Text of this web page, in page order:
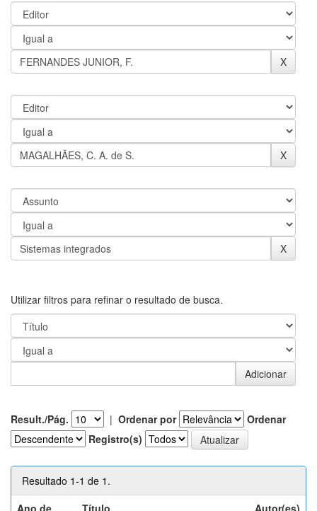
Utilizar filtros para refinar o resultado de busca.
Result./Pág. | Ordenar por
Ordenar
Registro(s)
Resultado 1-1 de 1.
Ano de
Título Autor(es)